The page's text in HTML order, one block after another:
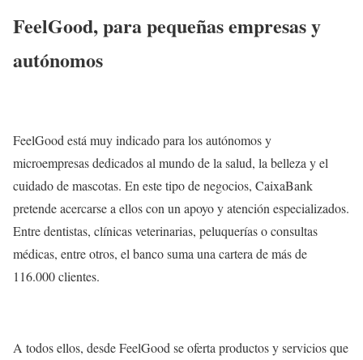
FeelGood, para pequeñas empresas y
autónomos
FeelGood está muy indicado para los autónomos y
microempresas dedicados al mundo de la salud, la belleza y el
cuidado de mascotas. En este tipo de negocios, CaixaBank
pretende acercarse a ellos con un apoyo y atención especializados.
Entre dentistas, clínicas veterinarias, peluquerías o consultas
médicas, entre otros, el banco suma una cartera de más de
116.000 clientes.
A todos ellos, desde FeelGood se oferta productos y servicios que